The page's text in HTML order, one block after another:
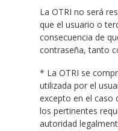
La OTRI no será
que el usuario o
consecuencia de
contraseña, tanto
* La OTRI se
utilizada por el
excepto en el caso
los pertinentes
autoridad